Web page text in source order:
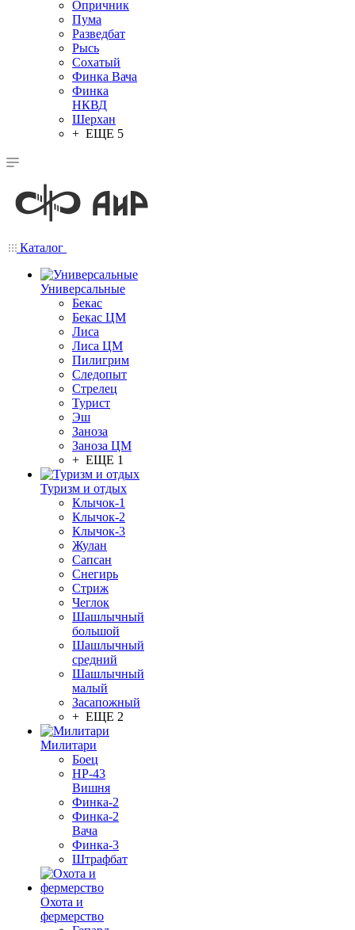
Опричник
Пума
Разведбат
Рысь
Сохатый
Финка Вача
Финка
НКВД
Шерхан
+ ЕЩЕ 5
Каталог
Универсальные
Бекас
Бекас ЦМ
Лиса
Лиса ЦМ
Пилигрим
Следопыт
Стрелец
Турист
Эш
Заноза
Заноза ЦМ
+ ЕЩЕ 1
Туризм и отдых
Клычок-1
Клычок-2
Клычок-3
Жулан
Сапсан
Снегирь
Стриж
Чеглок
Шашлычный
большой
Шашлычный
средний
Шашлычный
малый
Засапожный
+ ЕЩЕ 2
Милитари
Боец
НР-43
Вишня
Финка-2
Финка-2
Вача
Финка-3
Штрафбат
Охота и
фермерство